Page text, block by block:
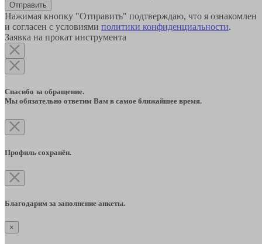
Отправить
Нажимая кнопку "Отправить" подтверждаю, что я ознакомлен
и согласен с условиями политики конфиденциальности.
Заявка на прокат инструмента
Спасибо за обращение.
Мы обязательно ответим Вам в самое ближайшее время.
Профиль сохранён.
Благодарим за заполнение анкеты.
×